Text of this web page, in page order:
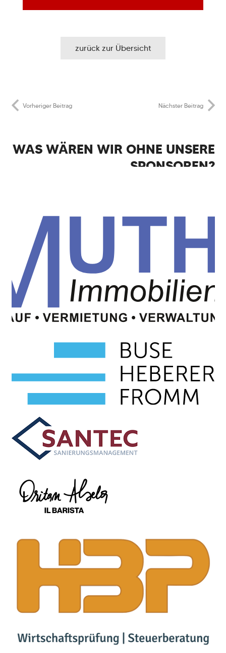
zurück zur Übersicht
Vorheriger Beitrag Nächster Beitrag
WAS WÄREN WIR OHNE UNSERE
SPONSOREN?